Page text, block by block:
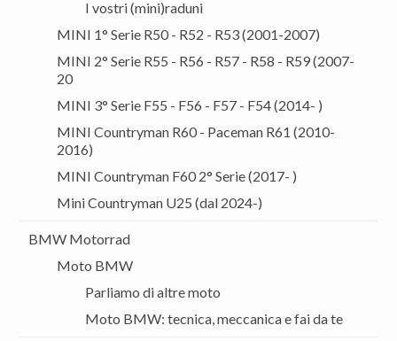
I vostri (mini)raduni
MINI 1° Serie R50 - R52 - R53 (2001-2007)
MINI 2° Serie R55 - R56 - R57 - R58 - R59 (2007-
20
MINI 3° Serie F55 - F56 - F57 - F54 (2014- )
MINI Countryman R60 - Paceman R61 (2010-
2016)
MINI Countryman F60 2° Serie (2017- )
Mini Countryman U25 (dal 2024-)
BMW Motorrad
Moto BMW
Parliamo di altre moto
Moto BMW: tecnica, meccanica e fai da te